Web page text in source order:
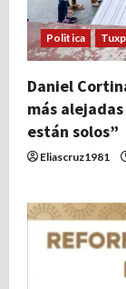
Politica
Daniel
más
están solos”
Eliascruz1981